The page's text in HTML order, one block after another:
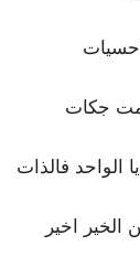
جكات
الواحد فالذات
الخير اخير